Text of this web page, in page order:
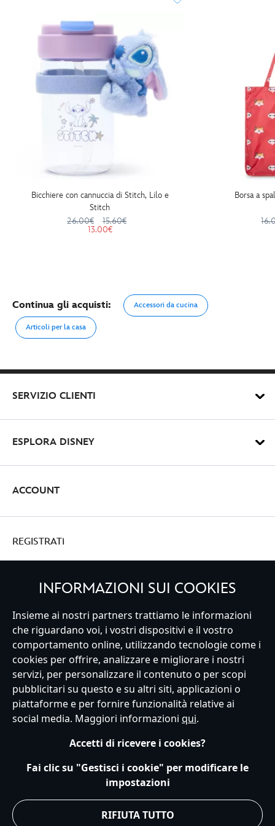
Bicchiere con cannuccia di Stitch, Lilo e
Stitch
26.00€
15.60€
13.00€
Borsa a
Continua gli acquisti: Accessori da cucina
Articoli per la casa
SERVIZIO CLIENTI
ESPLORA DISNEY
ACCOUNT
REGISTRATI
Italy
Servizio Clienti Termini d'Uso Trova Negozio
Mappa del Sito
Normativa Europea sul trattamento dei dati personali
Informativa sulla privacy
Politica dei Cookie
Informativa sulla privacy UE
Termini e Condizioni generali
Gestisci le impostazioni dei Cookies
s172 Statements
INFORMAZIONI SUI COOKIES
Insieme ai nostri partners trattiamo le informazioni
che riguardano voi, i vostri dispositivi e il vostro
comportamento online, utilizzando tecnologie come i
cookies per offrire, analizzare e migliorare i nostri
servizi, per personalizzare il contenuto o per scopi
pubblicitari su questo e su altri siti, applicazioni o
piattaforme e per fornire funzionalità relative ai
social media. Maggiori informazioni qui.
Accetti di ricevere i cookies?
Fai clic su "Gestisci i cookie" per modificare le
impostazioni
RIFIUTA TUTTO